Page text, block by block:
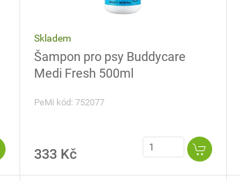
Skladem
Šampon pro psy Buddycare
Medi Fresh 500ml
PeMi kód: 752077
333 Kč